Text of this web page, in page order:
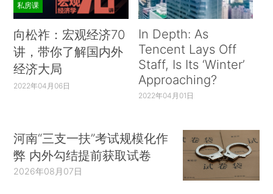
私房课
向松祚：宏观经济70
讲，带你了解国内外
经济大局
2022年04月06日
In Depth: As
Tencent Lays Off
Staff, Is Its ‘Winter’
Approaching?
2022年04月01日
河南“三支一扶”考试规模化作
弊 内外勾结提前获取试卷
2026年08月07日